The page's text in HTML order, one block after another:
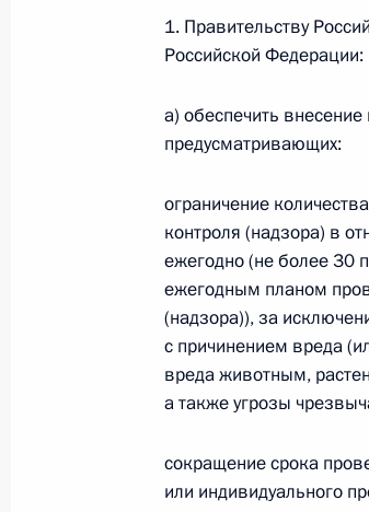
18 сентября 2017
и на Дальнем
18 сентября 2017 года, 17:00
15 сентября 2017
Перечень поручений
инфраструктуры
15 сентября 2017 года, 16:00
8 сентября 2017
1. Правительству
Российской Федерации:
а) обеспечить
предусматривающих:
ограничение
контроля (надзора) в
ежегодно (не более 30
ежегодным планом
(надзора)), за
с причинением вреда
вреда животным,
а также угрозы
сокращение срока
или индивидуального